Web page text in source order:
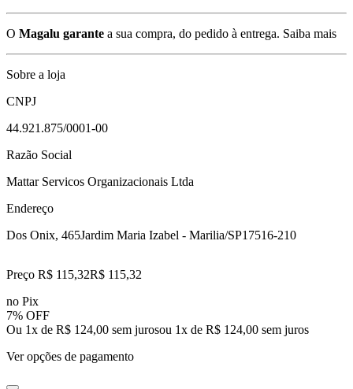
O Magalu garante a sua compra, do pedido à entrega. Saiba mais
Sobre a loja
CNPJ
44.921.875/0001-00
Razão Social
Mattar Servicos Organizacionais Ltda
Endereço
Dos Onix, 465Jardim Maria Izabel - Marilia/SP17516-210
Preço R$ 115,32R$ 115,32
no Pix
7% OFF
Ou 1x de R$ 124,00 sem jurosou 1x de R$ 124,00 sem juros
Ver opções de pagamento